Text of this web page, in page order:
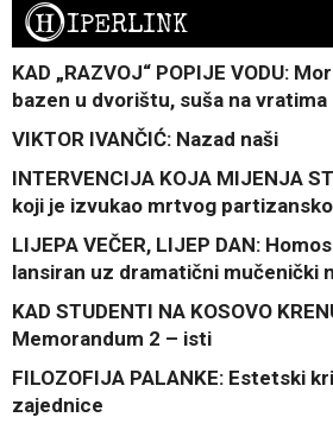
HIPERLINK
KAD „RAZVOJ“ POPIJE VODU:
bazen u dvorištu, suša na vratima
VIKTOR IVANČIĆ: Nazad naši
INTERVENCIJA KOJA MIJENJA
koji je izvukao mrtvog
LIJEPA VEČER, LIJEP DAN:
lansiran uz dramatični mučenički
KAD STUDENTI NA KOSOVO
Memorandum 2 – isti
FILOZOFIJA PALANKE: Estetski
zajednice